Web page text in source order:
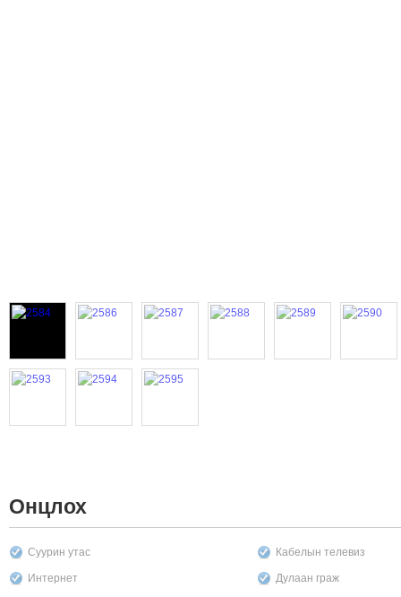
Онцлох
Суурин утас Кабелын телевиз
Интернет Дулаан граж